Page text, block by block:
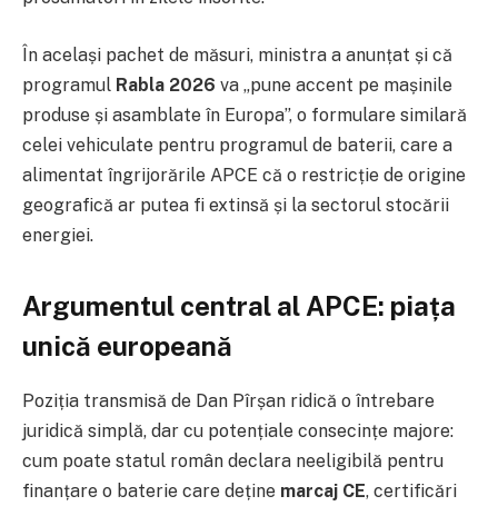
În același pachet de măsuri, ministra a anunțat și că
programul Rabla 2026 va „pune accent pe mașinile
produse și asamblate în Europa”, o formulare similară
celei vehiculate pentru programul de baterii, care a
alimentat îngrijorările APCE că o restricție de origine
geografică ar putea fi extinsă și la sectorul stocării
energiei.
Argumentul central al APCE: piața
unică europeană
Poziția transmisă de Dan Pîrșan ridică o întrebare
juridică simplă, dar cu potențiale consecințe majore:
cum poate statul român declara neeligibilă pentru
finanțare o baterie care deține marcaj CE, certificări